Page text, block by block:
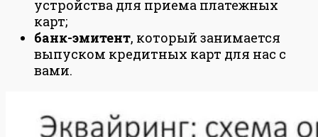
устройства для приема платежных
карт;
банк-эмитент, который занимается
выпуском кредитных карт для нас с
вами.